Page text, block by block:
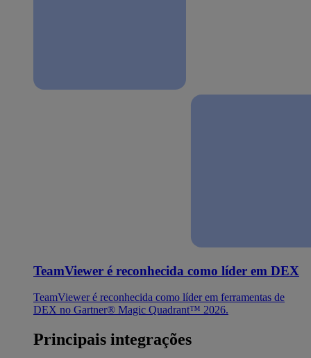
TeamViewer é reconhecida como líder em DEX
TeamViewer é reconhecida como líder em ferramentas de
DEX no Gartner® Magic Quadrant™ 2026.
Principais integrações